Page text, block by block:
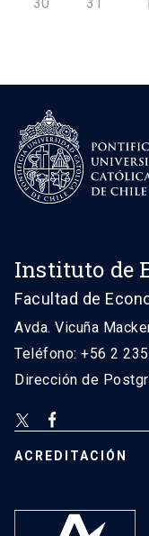
Instituto de
Facultad de
Avda. Vicuña
Teléfono: +56 2
Dirección de
ACREDITACIÓN